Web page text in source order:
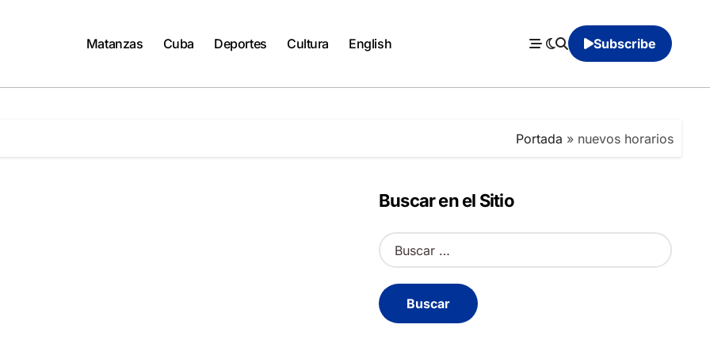
Matanzas Cuba Deportes Cultura English Subscribe
Portada » nuevos horarios
Buscar en el Sitio
B
u
c
a